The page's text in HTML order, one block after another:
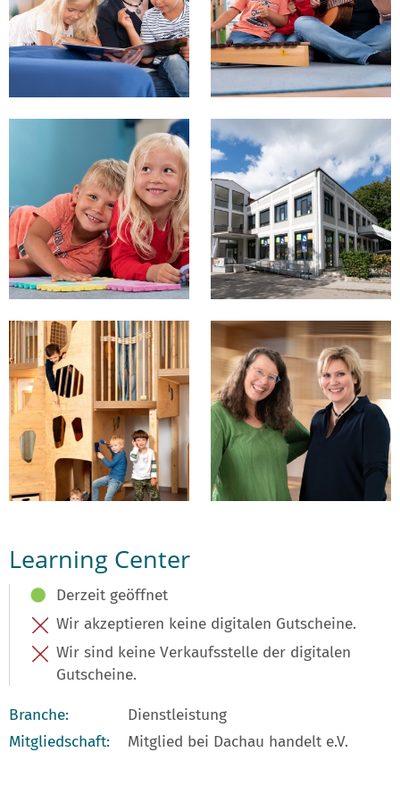
Learning Center
Derzeit geöffnet
Wir akzeptieren keine digitalen Gutscheine.
Wir sind keine Verkaufsstelle der digitalen
Gutscheine.
Branche:
Dienstleistung
Mitgliedschaft:
Mitglied bei Dachau handelt e.V.